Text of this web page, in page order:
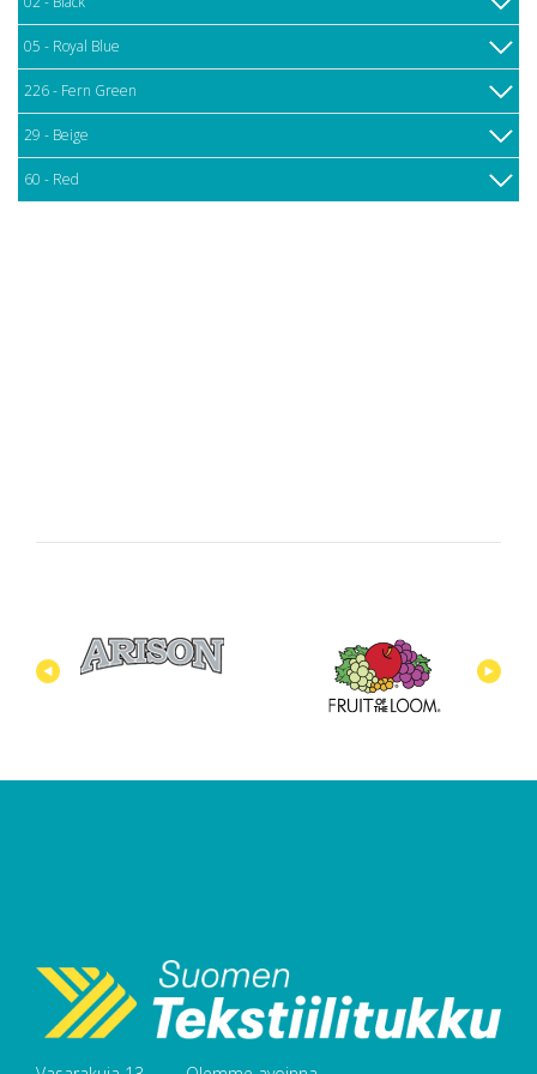
05 - Royal Blue
226 - Fern Green
29 - Beige
60 - Red